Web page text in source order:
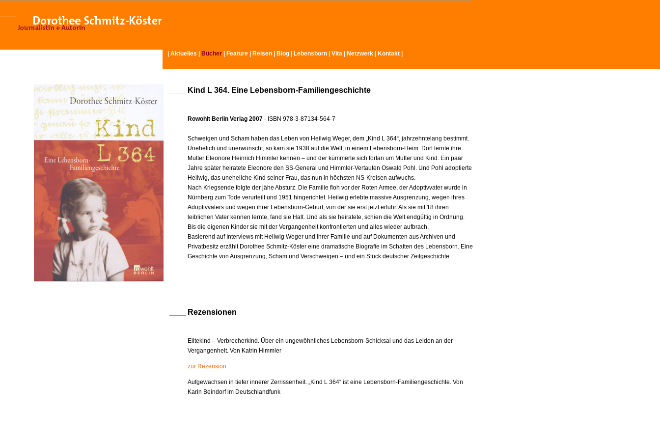
Aktuelles Bücher Feature Reisen Blog Lebensborn Vita Netzwerk Kontakt
Kind L 364. Eine Lebensborn-Familiengeschichte
Rowohlt Berlin Verlag 2007 - ISBN 978-3-87134-564-7
Schweigen und Scham haben das Leben von Heilwig Weger, dem „Kind L 364“, jahrzehntelang bestimmt.
Unehelich und unerwünscht, so kam sie 1938 auf die Welt, in einem Lebensborn-Heim. Dort lernte ihre
Mutter Eleonore Heinrich Himmler kennen – und der kümmerte sich fortan um Mutter und Kind. Ein paar
Jahre später heiratete Eleonore den SS-General und Himmler-Vertauten Oswald Pohl. Und Pohl adoptierte
Heilwig, das uneheliche Kind seiner Frau, das nun in höchsten NS-Kreisen aufwuchs.
Nach Kriegsende folgte der jähe Absturz. Die Familie floh vor der Roten Armee, der Adoptivvater wurde in
Nürnberg zum Tode verurteilt und 1951 hingerichtet. Heilwig erlebte massive Ausgrenzung, wegen ihres
Adoptivvaters und wegen ihrer Lebensborn-Geburt, von der sie erst jetzt erfuhr. Als sie mit 18 ihren
leiblichen Vater kennen lernte, fand sie Halt. Und als sie heiratete, schien die Welt endgültig in Ordnung.
Bis die eigenen Kinder sie mit der Vergangenheit konfrontierten und alles wieder aufbrach.
Basierend auf Interviews mit Heilwig Weger und ihrer Familie und auf Dokumenten aus Archiven und
Privatbesitz erzählt Dorothee Schmitz-Köster eine dramatische Biografie im Schatten des Lebensborn. Eine
Geschichte von Ausgrenzung, Scham und Verschweigen – und ein Stück deutscher Zeitgeschichte.
Rezensionen
Elitekind – Verbrecherkind. Über ein ungewöhnliches Lebensborn-Schicksal und das Leiden an der
Vergangenheit. Von Katrin Himmler
zur Rezension
Aufgewachsen in tiefer innerer Zerrissenheit. „Kind L 364“ ist eine Lebensborn-Familiengeschichte. Von
Karin Beindorf im Deutschlandfunk